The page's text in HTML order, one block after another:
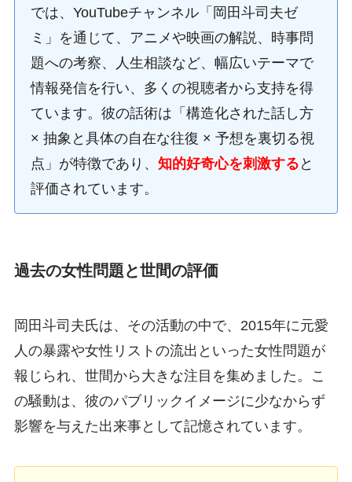
では、YouTubeチャンネル「岡田斗司夫ゼ
ミ」を通じて、アニメや映画の解説、時事問
題への考察、人生相談など、幅広いテーマで
情報発信を行い、多くの視聴者から支持を得
ています。彼の話術は「構造化された話し方
× 抽象と具体の自在な往復 × 予想を裏切る視
点」が特徴であり、 知的好奇心を刺激する と
評価されています。
過去の女性問題と世間の評価
岡田斗司夫氏は、その活動の中で、2015年に元愛
人の暴露や女性リストの流出といった女性問題が
報じられ、世間から大きな注目を集めました。こ
の騒動は、彼のパブリックイメージに少なからず
影響を与えた出来事として記憶されています。